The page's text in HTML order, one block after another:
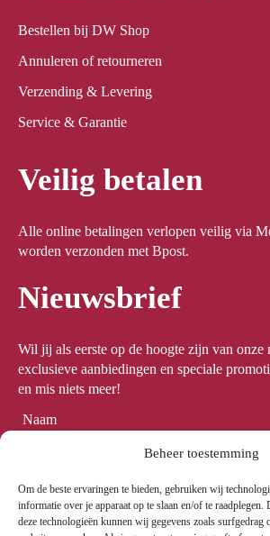
Beheer toestemming
Om de beste ervaringen te bieden, gebruiken wij
informatie over je apparaat op te slaan en/of te raadplegen.
deze technologieën kunnen wij gegevens zoals surfgedrag
Bestellen bij DW Shop
Annuleren of retourneren
Verzending & Levering
Service & Garantie
Veilig betalen
Alle online betalingen verlopen veilig via
worden verzonden met Bpost.
Nieuwsbrief
Wil jij als eerste op de hoogte zijn van onze
exclusieve aanbiedingen en speciale
en mis niets meer!
Naam *
Email *